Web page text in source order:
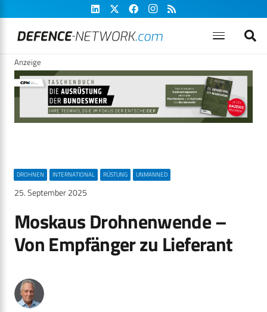
Anzeige
DROHNEN INTERNATIONAL RÜSTUNG UNMANNED
25. September 2025
Moskaus Drohnenwende –
Von Empfänger zu Lieferant